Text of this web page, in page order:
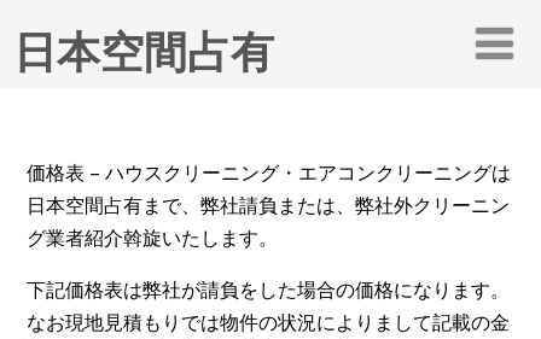
日本空間占有
価格表 – ハウスクリーニング・エアコンクリーニングは
日本空間占有まで、弊社請負または、弊社外クリーニン
グ業者紹介斡旋いたします。
下記価格表は弊社が請負をした場合の価格になります。
なお現地見積もりでは物件の状況によりまして記載の金